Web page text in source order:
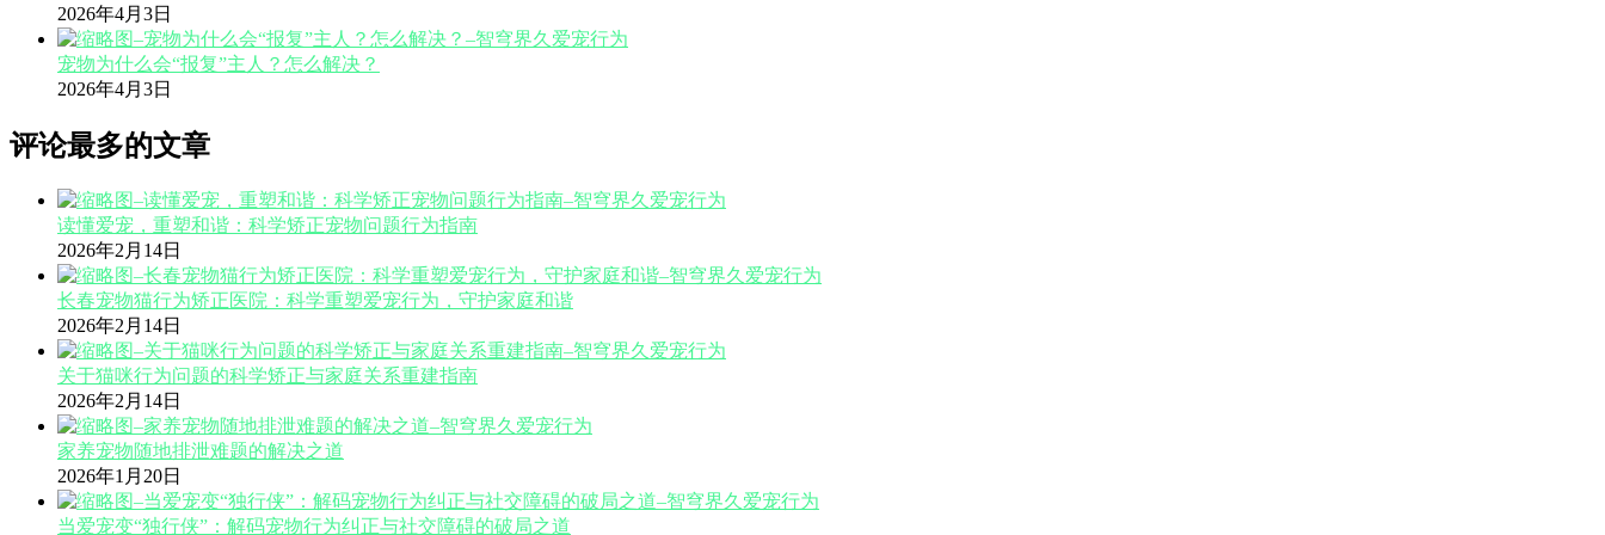
2026年4月3日
宠物为什么会“报复”主人？怎么解决？
2026年4月3日
评论最多的文章
读懂爱宠，重塑和谐：科学矫正宠物问题行为指南
2026年2月14日
长春宠物猫行为矫正医院：科学重塑爱宠行为，守护家庭和谐
2026年2月14日
关于猫咪行为问题的科学矫正与家庭关系重建指南
2026年2月14日
家养宠物随地排泄难题的解决之道
2026年1月20日
当爱宠变“独行侠”：解码宠物行为纠正与社交障碍的破局之道